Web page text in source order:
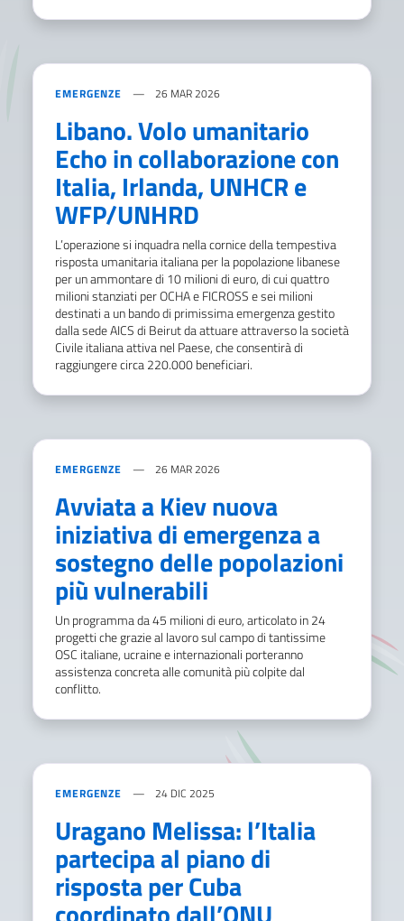
EMERGENZE 26 MAR 2026
Libano. Volo umanitario
Echo in collaborazione con
Italia, Irlanda, UNHCR e
WFP/UNHRD
L’operazione si inquadra nella cornice della tempestiva
risposta umanitaria italiana per la popolazione libanese
per un ammontare di 10 milioni di euro, di cui quattro
milioni stanziati per OCHA e FICROSS e sei milioni
destinati a un bando di primissima emergenza gestito
dalla sede AICS di Beirut da attuare attraverso la società
Civile italiana attiva nel Paese, che consentirà di
raggiungere circa 220.000 beneficiari.
EMERGENZE 26 MAR 2026
Avviata a Kiev nuova
iniziativa di emergenza a
sostegno delle popolazioni
più vulnerabili
Un programma da 45 milioni di euro, articolato in 24
progetti che grazie al lavoro sul campo di tantissime
OSC italiane, ucraine e internazionali porteranno
assistenza concreta alle comunità più colpite dal
conflitto.
EMERGENZE 24 DIC 2025
Uragano Melissa: l’Italia
partecipa al piano di
risposta per Cuba